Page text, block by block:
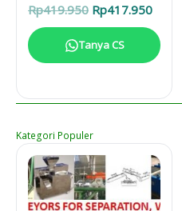
Rp419.950 Harga
aslinya
adalah:
Rp419.950.
Rp417.950Harga
ini
adalah:
Tanya CS
Kategori Populer